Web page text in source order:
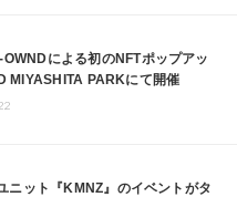
による初のNFTポップアッ
MIYASHITA PARKにて開催
ニット『KMNZ』のイベントがタ